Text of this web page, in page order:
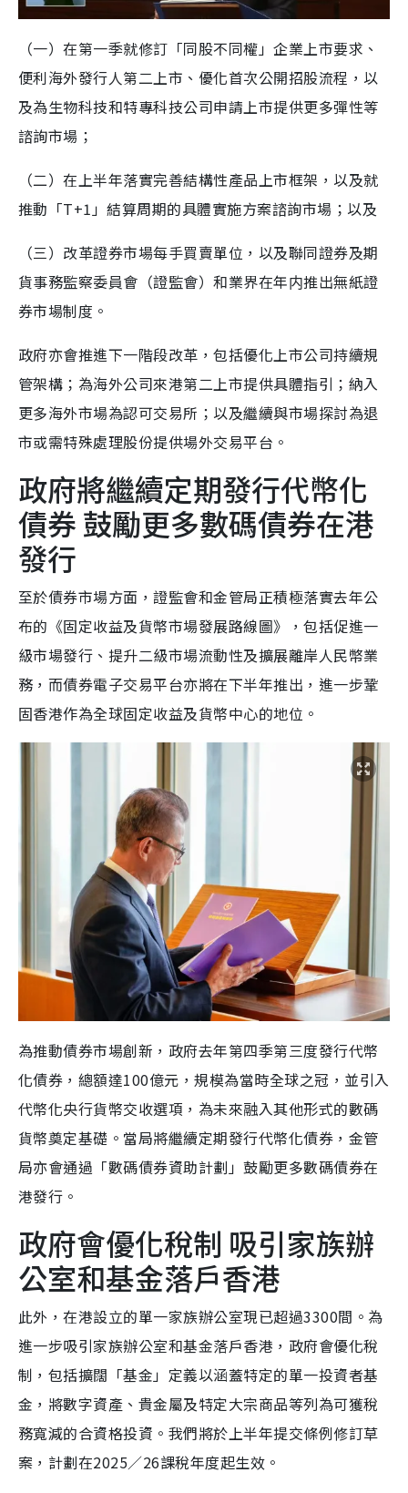
（一）在第一季就修訂「同股不同權」企業上市要求、
便利海外發行人第二上市、優化首次公開招股流程，以
及為生物科技和特專科技公司申請上市提供更多彈性等
諮詢市場；
（二）在上半年落實完善結構性產品上市框架，以及就
推動「T+1」結算周期的具體實施方案諮詢市場；以及
（三）改革證券市場每手買賣單位，以及聯同證券及期
貨事務監察委員會（證監會）和業界在年内推出無紙證
券市場制度。
政府亦會推進下一階段改革，包括優化上市公司持續規
管架構；為海外公司來港第二上市提供具體指引；納入
更多海外市場為認可交易所；以及繼續與市場探討為退
市或需特殊處理股份提供場外交易平台。
政府將繼續定期發行代幣化
債券 鼓勵更多數碼債券在港
發行
至於債券市場方面，證監會和金管局正積極落實去年公
布的《固定收益及貨幣市場發展路線圖》，包括促進一
級市場發行、提升二級市場流動性及擴展離岸人民幣業
務，而債券電子交易平台亦將在下半年推出，進一步鞏
固香港作為全球固定收益及貨幣中心的地位。
為推動債券市場創新，政府去年第四季第三度發行代幣
化債券，總額達100億元，規模為當時全球之冠，並引入
代幣化央行貨幣交收選項，為未來融入其他形式的數碼
貨幣奠定基礎。當局將繼續定期發行代幣化債券，金管
局亦會通過「數碼債券資助計劃」鼓勵更多數碼債券在
港發行。
政府會優化稅制 吸引家族辦
公室和基金落戶香港
此外，在港設立的單一家族辦公室現已超過3300間。為
進一步吸引家族辦公室和基金落戶香港，政府會優化稅
制，包括擴闊「基金」定義以涵蓋特定的單一投資者基
金，將數字資產、貴金屬及特定大宗商品等列為可獲稅
務寬減的合資格投資。我們將於上半年提交條例修訂草
案，計劃在2025／26課稅年度起生效。